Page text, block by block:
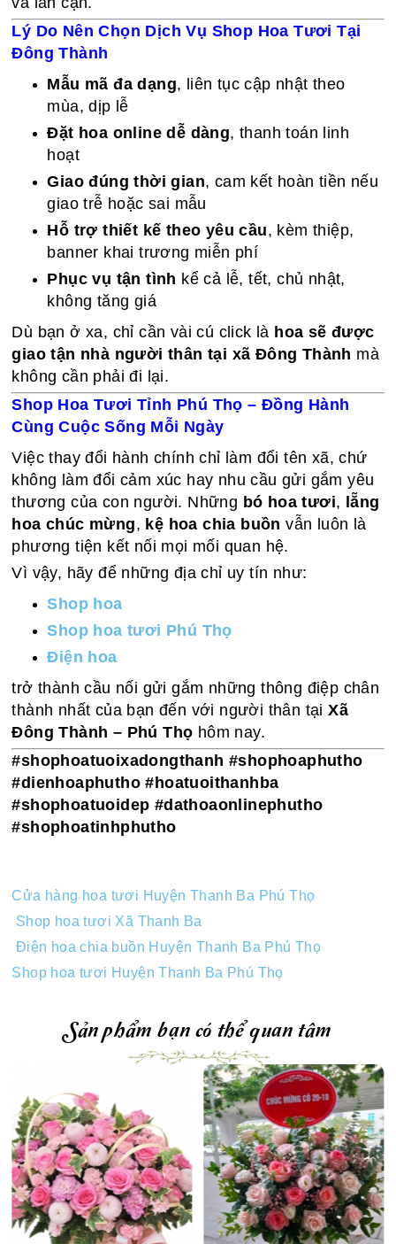
Lý Do Nên Chọn Dịch Vụ Shop Hoa Tươi Tại
Đông Thành
Mẫu mã đa dạng, liên tục cập nhật theo
mùa, dịp lễ
Đặt hoa online dễ dàng, thanh toán linh
hoạt
Giao đúng thời gian, cam kết hoàn tiền nếu
giao trễ hoặc sai mẫu
Hỗ trợ thiết kế theo yêu cầu, kèm thiệp,
banner khai trương miễn phí
Phục vụ tận tình kể cả lễ, tết, chủ nhật,
không tăng giá
Dù bạn ở xa, chỉ cần vài cú click là hoa sẽ được
giao tận nhà người thân tại xã Đông Thành mà
không cần phải đi lại.
Shop Hoa Tươi Tỉnh Phú Thọ – Đồng Hành
Cùng Cuộc Sống Mỗi Ngày
Việc thay đổi hành chính chỉ làm đổi tên xã, chứ
không làm đổi cảm xúc hay nhu cầu gửi gắm yêu
thương của con người. Những bó hoa tươi, lẵng
hoa chúc mừng, kệ hoa chia buồn vẫn luôn là
phương tiện kết nối mọi mối quan hệ.
Vì vậy, hãy để những địa chỉ uy tín như:
Shop hoa
Shop hoa tươi Phú Thọ
Điện hoa
trở thành cầu nối gửi gắm những thông điệp chân
thành nhất của bạn đến với người thân tạiXã
Đông Thành – Phú Thọ hôm nay.
#shophoatuoixadongthanh #shophoaphutho
#dienhoaphutho #hoatuoithanhba
#shophoatuoidep #dathoaonlinephutho
#shophoatinhphutho
Cửa hàng hoa tươi Huyện Thanh Ba Phú Thọ
Shop hoa tươi Xã Thanh Ba
Điện hoa chia buồn Huyện Thanh Ba Phú Thọ
Shop hoa tươi Huyện Thanh Ba Phú Thọ
Sản phẩm bạn có thể quan tâm